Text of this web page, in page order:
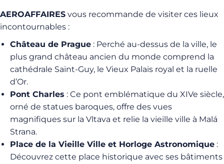
AEROAFFAIRES vous recommande de visiter ces lieux
incontournables :
Château de Prague : Perché au-dessus de la ville, le
plus grand château ancien du monde comprend la
cathédrale Saint-Guy, le Vieux Palais royal et la ruelle
d’Or.
Pont Charles : Ce pont emblématique du XIVe siècle,
orné de statues baroques, offre des vues
magnifiques sur la Vltava et relie la vieille ville à Malá
Strana.
Place de la Vieille Ville et Horloge Astronomique :
Découvrez cette place historique avec ses bâtiments